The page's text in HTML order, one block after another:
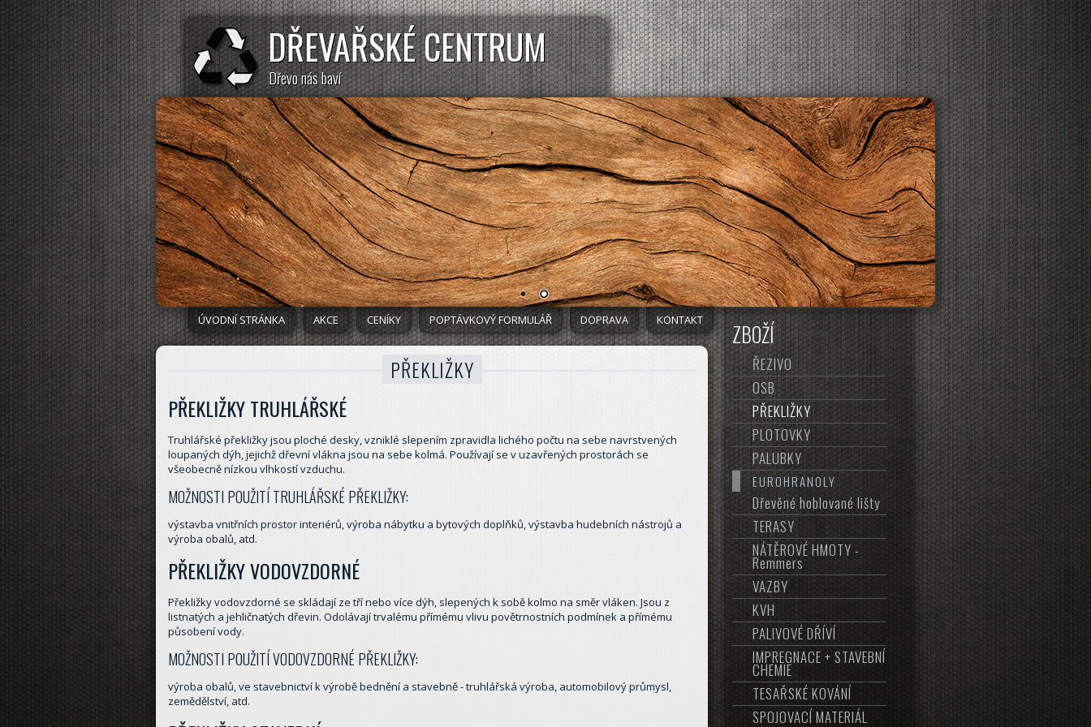
DŘEVAŘSKÉ CENTRUM
Dřevo nás baví
ÚVODNÍ STRÁNKA AKCE CENÍKY POPTÁVKOVÝ FORMULÁŘ DOPRAVA KONTAKT
CO ZDE NAJDETE :
ZBOŽÍ
ŘEZIVO
OSB
PŘEKLIŽKY
PLOTOVKY
PALUBKY
EUROHRANOLY
Dřevěné hoblované lišty
TERASY
NÁTĚROVÉ HMOTY -
Remmers
VAZBY
KVH
PALIVOVÉ DŘÍVÍ
IMPREGNACE + STAVEBNÍ
CHEMIE
TESAŘSKÉ KOVÁNÍ
SPOJOVACÍ MATERIÁL
PŘEKLIŽKY
PŘEKLIŽKY TRUHLÁŘSKÉ
Truhlářské překližky jsou ploché desky, vzniklé slepením zpravidla lichého počtu na sebe navrstvených
loupaných dýh, jejichž dřevní vlákna jsou na sebe kolmá. Používají se v uzavřených prostorách se
všeobecně nízkou vlhkostí vzduchu.
MOŽNOSTI POUŽITÍ TRUHLÁŘSKÉ PŘEKLIŽKY:
výstavba vnitřních prostor interiérů, výroba nábytku a bytových doplňků, výstavba hudebních nástrojů a
výroba obalů, atd.
PŘEKLIŽKY VODOVZDORNÉ
Překližky vodovzdorné se skládají ze tří nebo více dýh, slepených k sobě kolmo na směr vláken. Jsou z
listnatých a jehličnatých dřevin. Odolávají trvalému přímému vlivu povětrnostních podmínek a přímému
působení vody.
MOŽNOSTI POUŽITÍ VODOVZDORNÉ PŘEKLIŽKY:
výroba obalů, ve stavebnictví k výrobě bednění a stavebně - truhlářská výroba, automobilový průmysl,
zemědělství, atd.